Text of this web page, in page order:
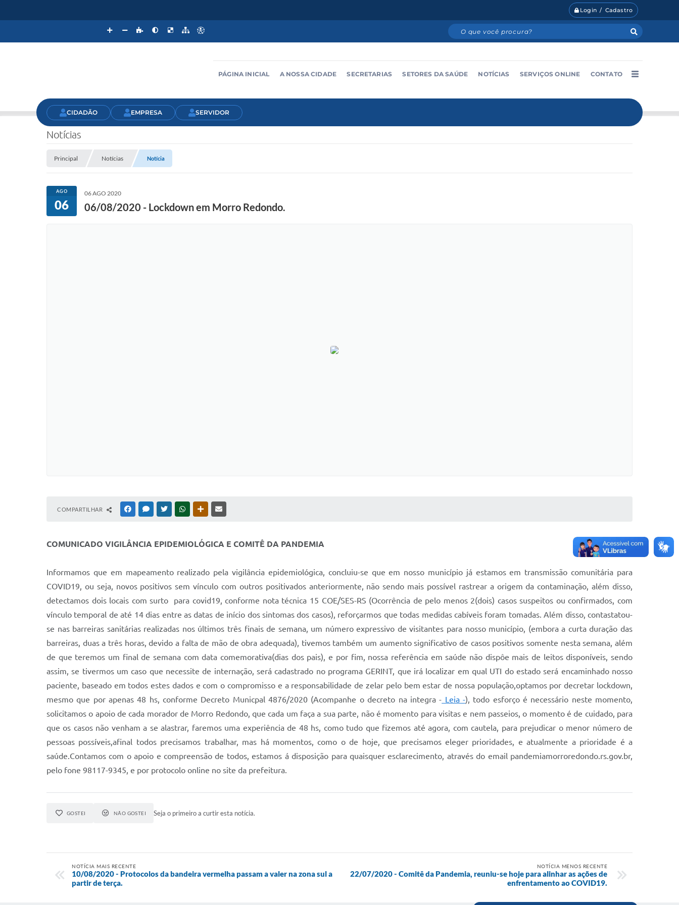
Login / Cadastro
PÁGINA INICIAL A NOSSA CIDADE SECRETARIAS SETORES DA SAÚDE NOTÍCIAS SERVIÇOS ONLINE CONTATO
CIDADÃO EMPRESA SERVIDOR
Notícias
Principal Notícias Notícia
AGO
06
06 AGO 2020
06/08/2020 - Lockdown em Morro Redondo.
COMPARTILHAR FACEBOOKMESSENGER
TWITTERWHATSAPPOUTRAS MÍDIAS
COMUNICADO VIGILÂNCIA EPIDEMIOLÓGICA E COMITÊ DA PANDEMIA
Informamos que em mapeamento realizado pela vigilância epidemiológica, concluiu-se que em nosso município já estamos em transmissão comunitária para
COVID19, ou seja, novos positivos sem vínculo com outros positivados anteriormente, não sendo mais possível rastrear a origem da contaminação, além disso,
detectamos dois locais com surto para covid19, conforme nota técnica 15 COE/SES-RS (Ocorrência de pelo menos 2(dois) casos suspeitos ou confirmados, com
vínculo temporal de até 14 dias entre as datas de início dos sintomas dos casos), reforçarmos que todas medidas cabíveis foram tomadas. Além disso, contastatou-
se nas barreiras sanitárias realizadas nos últimos três finais de semana, um número expressivo de visitantes para nosso município, (embora a curta duração das
barreiras, duas a três horas, devido a falta de mão de obra adequada), tivemos também um aumento significativo de casos positivos somente nesta semana, além
de que teremos um final de semana com data comemorativa(dias dos pais), e por fim, nossa referência em saúde não dispôe mais de leitos disponíveis, sendo
assim, se tivermos um caso que necessite de internação, será cadastrado no programa GERINT, que irá localizar em qual UTI do estado será encaminhado nosso
paciente, baseado em todos estes dados e com o compromisso e a responsabilidade de zelar pelo bem estar de nossa população,optamos por decretar lockdown,
mesmo que por apenas 48 hs, conforme Decreto Municpal 4876/2020 (Acompanhe o decreto na integra - Leia -), todo esforço é necessário neste momento,
solicitamos o apoio de cada morador de Morro Redondo, que cada um faça a sua parte, não é momento para visitas e nem passeios, o momento é de cuidado, para
que os casos não venham a se alastrar, faremos uma experiência de 48 hs, como tudo que fizemos até agora, com cautela, para prejudicar o menor número de
pessoas possíveis,afinal todos precisamos trabalhar, mas há momentos, como o de hoje, que precisamos eleger prioridades, e atualmente a prioridade é a
saúde.Contamos com o apoio e compreensão de todos, estamos á disposição para quaisquer esclarecimento, através do email pandemiamorroredondo.rs.gov.br,
pelo fone 98117-9345, e por protocolo online no site da prefeitura.
GOSTEI NÃO GOSTEI Seja o primeiro a curtir esta notícia.
NOTÍCIA MAIS RECENTE
10/08/2020 - Protocolos da bandeira vermelha passam a valer na zona sul a
partir de terça.
NOTÍCIA MENOS RECENTE
22/07/2020 - Comitê da Pandemia, reuniu-se hoje para alinhar as ações de
enfrentamento ao COVID19.